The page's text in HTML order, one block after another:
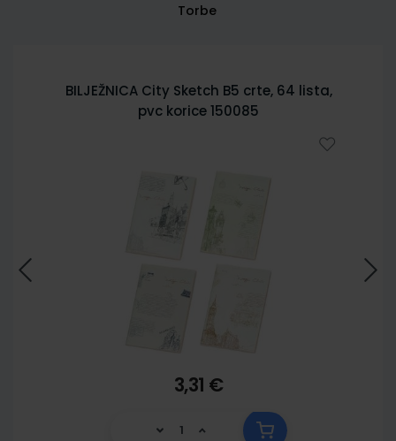
Torbe
BILJEŽNICA City Sketch B5 crte, 64 lista,
pvc korice 150085
3,31 €